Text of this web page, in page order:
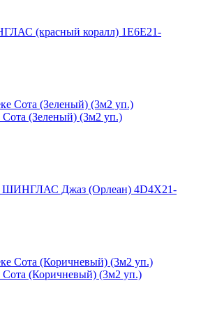
(красный коралл) 1E6E21-
Сота (Зеленый) (3м2 уп.)
ШИНГЛАС Джаз (Орлеан) 4D4X21-
Сота (Коричневый) (3м2 уп.)